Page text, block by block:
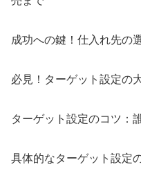
成功への鍵！仕入れ先の
必見！ターゲット設定の
ターゲット設定のコツ：
具体的なターゲット設定